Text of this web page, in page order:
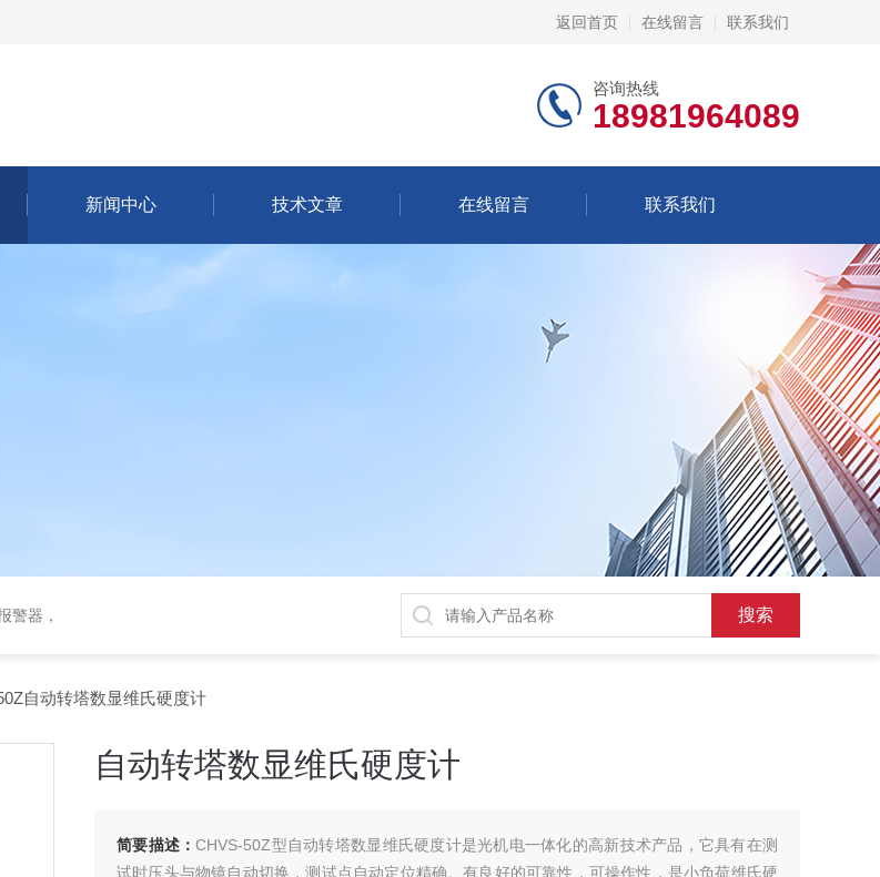
返回首页 在线留言 联系我们
咨询热线
18981964089
新闻中心 技术文章 在线留言 联系我们
警器，
自动转塔数显维氏硬度计
自动转塔数显维氏硬度计
简要描述：CHVS-50Z型自动转塔数显维氏硬度计是光机电一体化的高新技术产品，它具有在测
试时压头与物镜自动切换，测试点自动定位精确。有良好的可靠性，可操作性，是小负荷维氏硬